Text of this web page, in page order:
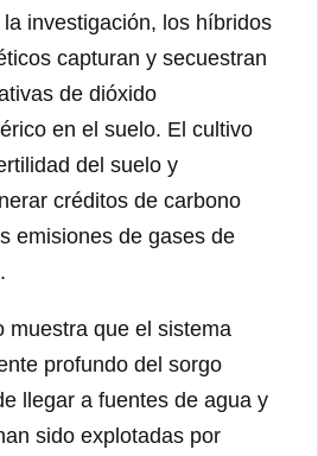
investigación, los híbridos
capturan y secuestran
de dióxido
en el suelo. El cultivo
del suelo y
créditos de carbono
emisiones de gases de
muestra que el sistema
profundo del sorgo
llegar a fuentes de agua y
sido explotadas por